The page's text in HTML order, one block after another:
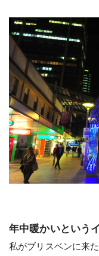
年中暖かいという
私がブリスベンに来